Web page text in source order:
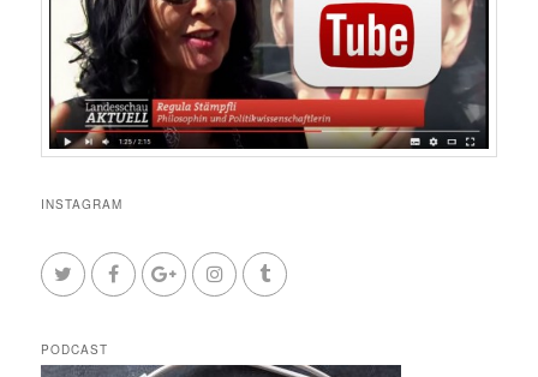
INSTAGRAM
PODCAST